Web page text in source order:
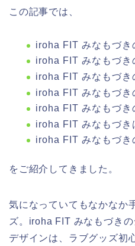
この記事では、
iroha FIT みなもづき
iroha FIT みなもづき
iroha FIT みなもづき
iroha FIT みなもづき
iroha FIT みなもづき
iroha FIT みなもづき
iroha FIT みなもづき
をご紹介してきました。
気になっていてもなかなか
ズ。iroha FIT みなもづき
デザインは、ラブグッズ初